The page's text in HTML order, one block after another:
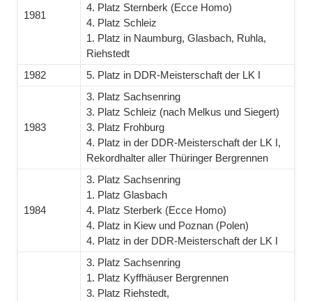
1981
4. Platz Sternberk (Ecce Homo)
4. Platz Schleiz
1. Platz in Naumburg, Glasbach, Ruhla,
Riehstedt
1982
5. Platz in DDR-Meisterschaft der LK I
1983
3. Platz Sachsenring
3. Platz Schleiz (nach Melkus und Siegert)
3. Platz Frohburg
4. Platz in der DDR-Meisterschaft der LK I,
Rekordhalter aller Thüringer Bergrennen
1984
3. Platz Sachsenring
1. Platz Glasbach
4. Platz Sterberk (Ecce Homo)
4. Platz in Kiew und Poznan (Polen)
4. Platz in der DDR-Meisterschaft der LK I
3. Platz Sachsenring
1. Platz Kyffhäuser Bergrennen
3. Platz Riehstedt,